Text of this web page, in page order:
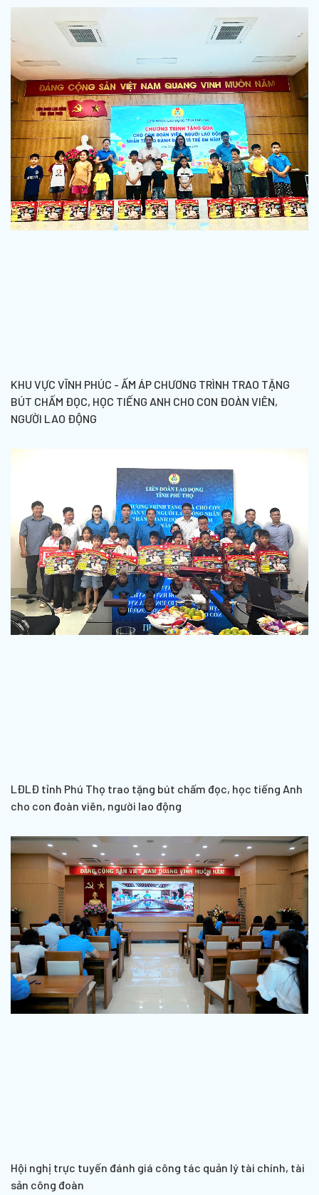
KHU VỰC VĨNH PHÚC - ẤM ÁP CHƯƠNG TRÌNH TRAO TẶNG
BÚT CHẤM ĐỌC, HỌC TIẾNG ANH CHO CON ĐOÀN VIÊN,
NGƯỜI LAO ĐỘNG
LĐLĐ tỉnh Phú Thọ trao tặng bút chấm đọc, học tiếng Anh
cho con đoàn viên, người lao động
Hội nghị trực tuyến đánh giá công tác quản lý tài chính, tài
sản công đoàn